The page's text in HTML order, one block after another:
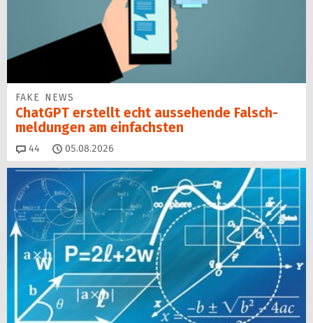
FAKE NEWS
ChatGPT erstellt echt aussehende Falsch­
mel­dungen am einfachsten
44 Kommentare
05.08.2026